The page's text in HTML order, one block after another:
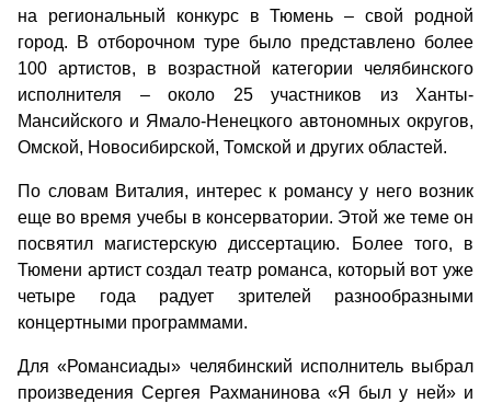
на региональный конкурс в Тюмень – свой родной
город. В отборочном туре было представлено более
100 артистов, в возрастной категории челябинского
исполнителя – около 25 участников из Ханты-
Мансийского и Ямало-Ненецкого автономных округов,
Омской, Новосибирской, Томской и других областей.
По словам Виталия, интерес к романсу у него возник
еще во время учебы в консерватории. Этой же теме он
посвятил магистерскую диссертацию. Более того, в
Тюмени артист создал театр романса, который вот уже
четыре года радует зрителей разнообразными
концертными программами.
Для «Романсиады» челябинский исполнитель выбрал
произведения Сергея Рахманинова «Я был у ней» и